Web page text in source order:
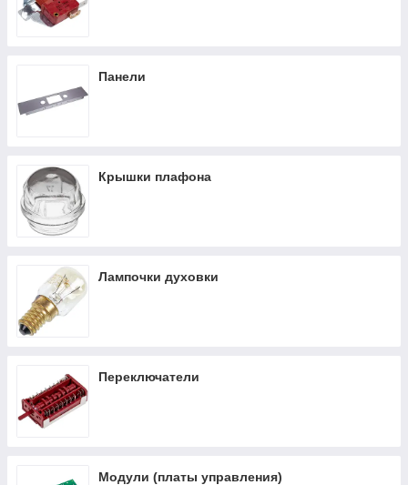
Панели
Крышки плафона
Лампочки духовки
Переключатели
Модули (платы управления)